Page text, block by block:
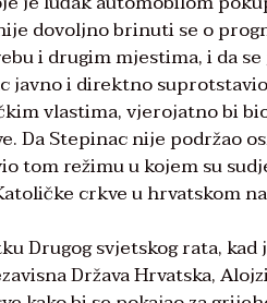
dovoljno brinuti se o
i drugim mjestima, i da
javno i direktno
vlastima, vjerojatno bi
Da Stepinac nije podržao
tom režimu u kojem su
crkve u hrvatskom
Drugog svjetskog rata,
Država Hrvatska,